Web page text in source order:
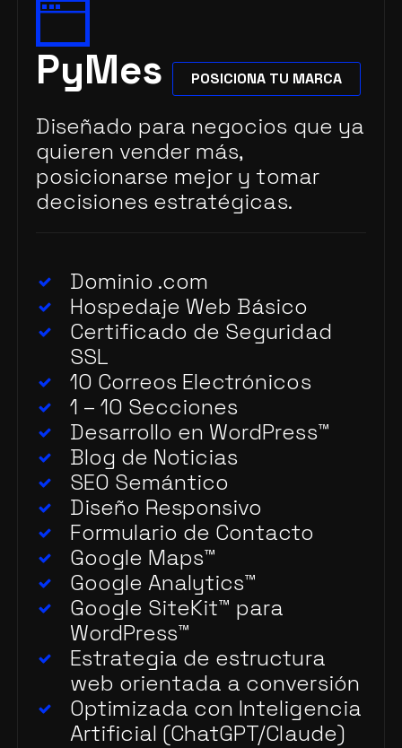
PyMes POSICIONA TU MARCA
Diseñado para negocios que ya
quieren vender más,
posicionarse mejor y tomar
decisiones estratégicas.
Dominio .com
Hospedaje Web Básico
Certificado de Seguridad
SSL
10 Correos Electrónicos
1 – 10 Secciones
Desarrollo en WordPress™
Blog de Noticias
SEO Semántico
Diseño Responsivo
Formulario de Contacto
Google Maps™
Google Analytics™
Google SiteKit™ para
WordPress™
Estrategia de estructura
web orientada a conversión
Optimizada con Inteligencia
Artificial (ChatGPT/Claude)